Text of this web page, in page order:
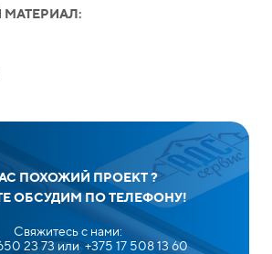
ПОХОЖИЙ ПРОЕКТ ?
ОБСУДИМ ПО ТЕЛЕФОНУ!
Свяжитесь с нами:
23 73 или +375 17 508 13 60